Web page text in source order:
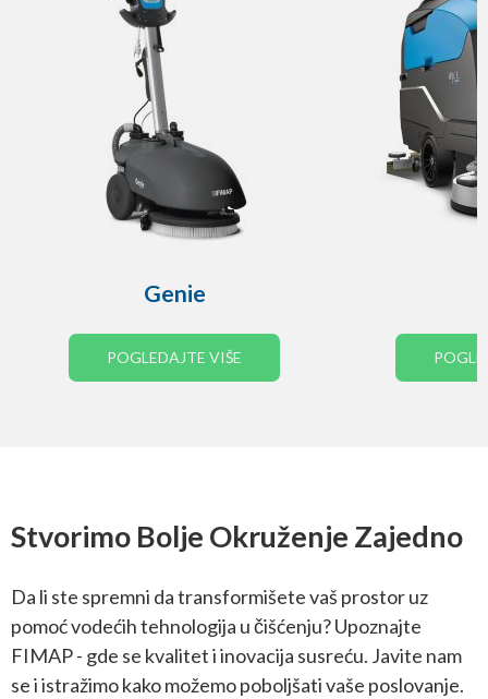
Genie
POGLEDAJTE VIŠE
Stvorimo Bolje Okruženje Zajedno
Da li ste spremni da transformišete vaš prostor uz
pomoć vodećih tehnologija u čišćenju? Upoznajte
FIMAP - gde se kvalitet i inovacija susreću. Javite nam
se i istražimo kako možemo poboljšati vaše poslovanje.